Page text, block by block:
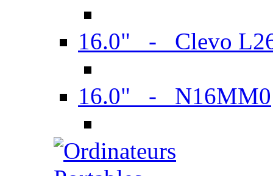
16.0" - Clevo
16.0" - N16MM0